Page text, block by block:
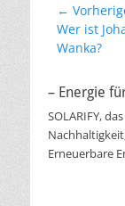
←
Vorheriger
Beitrag:
Wer ist
Wanka?
– Energie
SOLARIFY,
Erneuerbare